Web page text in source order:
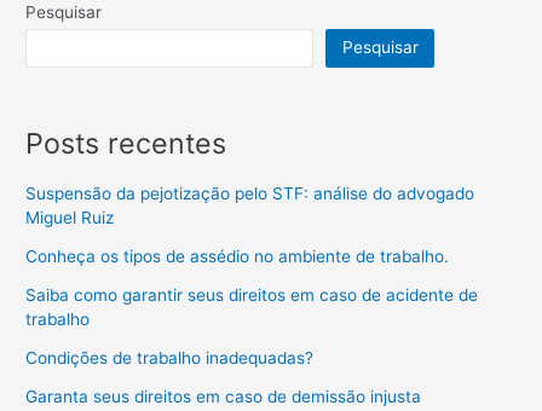
Pesquisar
Pesquisar
Posts recentes
Suspensão da pejotização pelo STF: análise do advogado
Miguel Ruiz
Conheça os tipos de assédio no ambiente de trabalho.
Saiba como garantir seus direitos em caso de acidente de
trabalho
Condições de trabalho inadequadas?
Garanta seus direitos em caso de demissão injusta